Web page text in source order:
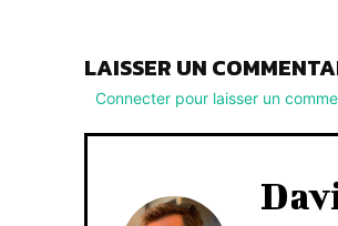
LAISSER UN
Connecter pour laisser un